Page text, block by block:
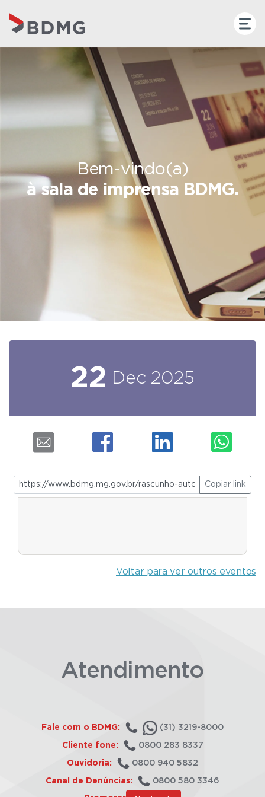
Bem-vindo(a)
à sala de imprensa BDMG.
22 Dec 2025
Copiar link
Voltar para ver outros eventos
Atendimento
Fale com o BDMG: (31) 3219-8000
Cliente fone: 0800 283 8337
Ouvidoria: 0800 940 5832
Canal de Denúncias: 0800 580 3346